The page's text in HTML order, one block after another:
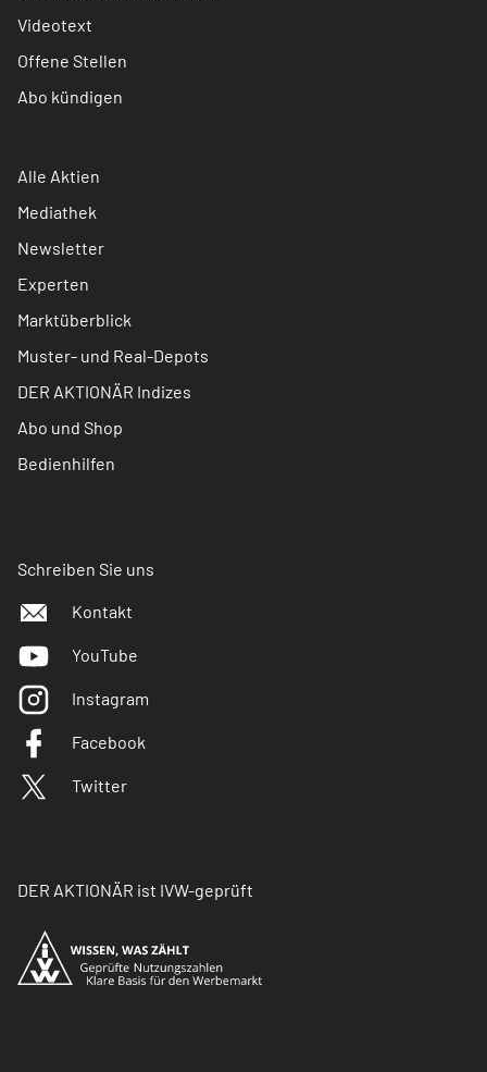
Videotext
Offene Stellen
Abo kündigen
Alle Aktien
Mediathek
Newsletter
Experten
Marktüberblick
Muster- und Real-Depots
DER AKTIONÄR Indizes
Abo und Shop
Bedienhilfen
Schreiben Sie uns
Kontakt
YouTube
Instagram
Facebook
Twitter
DER AKTIONÄR ist IVW-geprüft